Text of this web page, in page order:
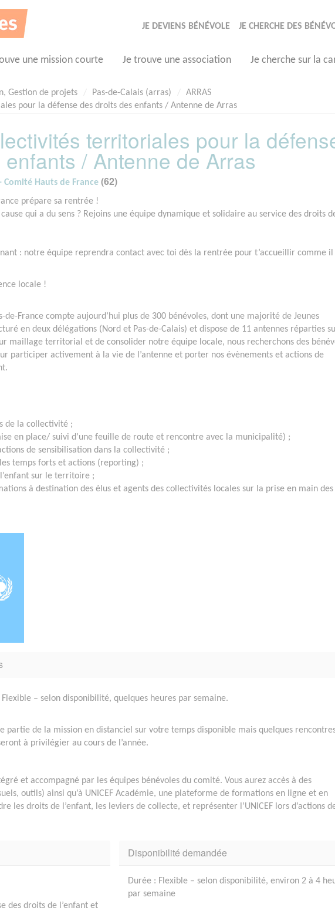
JE DEVIENS BÉNÉVOLE JE CHERCHE DES
une mission courte Je trouve une association Je cherche sur la
Gestion de projets Pas-de-Calais (arras)
ARRAS
pour la défense des droits des enfants / Antenne de Arras
territoriales pour la
/ Antenne de Arras
- Comité Hauts de France (62)
prépare sa rentrée !
cause qui a du sens ? Rejoins une équipe dynamique et solidaire au service des droits
: notre équipe reprendra contact avec toi dès la rentrée pour t’accueillir comme il
locale !
de-France compte aujourd’hui plus de 300 bénévoles, dont une majorité de Jeunes
en deux délégations (Nord et Pas-de-Calais) et dispose de 11 antennes réparties
maillage territorial et de consolider notre équipe locale, nous recherchons des
participer activement à la vie de l’antenne et porter nos évènements et actions de
de la collectivité ;
en place/ suivi d’une feuille de route et rencontre avec la municipalité) ;
de sensibilisation dans la collectivité ;
temps forts et actions (reporting) ;
sur le territoire ;
à destination des élus et agents des collectivités locales sur la prise en main des
– selon disponibilité, quelques heures par semaine.
partie de la mission en distanciel sur votre temps disponible mais quelques
à privilégier au cours de l’année.
et accompagné par les équipes bénévoles du comité. Vous aurez accès à des
outils) ainsi qu’à UNICEF Académie, une plateforme de formations en ligne et en
les droits de l’enfant, les leviers de collecte, et représenter l’UNICEF lors d’actions
des droits de l’enfant et
Disponibilité demandée
Durée : Flexible – selon disponibilité, environ 2 à 4
par semaine